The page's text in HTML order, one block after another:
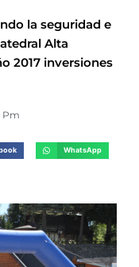
la seguridad e
Alta
2017 inversiones
Pm
WhatsApp